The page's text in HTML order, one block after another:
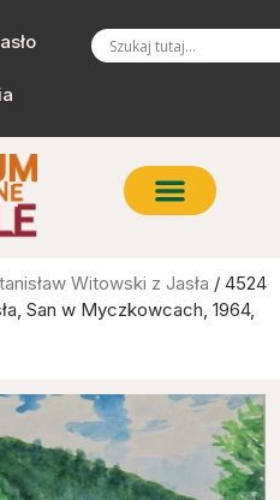
Witowski z Jasła / 4524
San w Myczkowcach, 1964,